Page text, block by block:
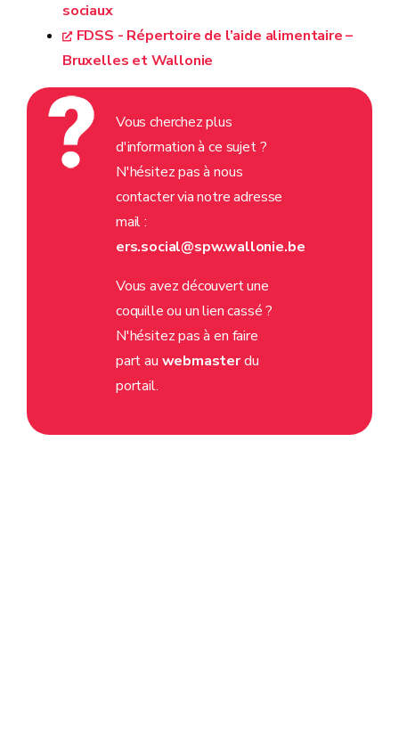
sociaux
FDSS - Répertoire de l’aide alimentaire –
Bruxelles et Wallonie
Vous cherchez plus
d'information à ce sujet ?
N'hésitez pas à nous
contacter via notre adresse
mail :
ers.social@spw.wallonie.be
Vous avez découvert une
coquille ou un lien cassé ?
N'hésitez pas à en faire
part au webmasterdu
portail.